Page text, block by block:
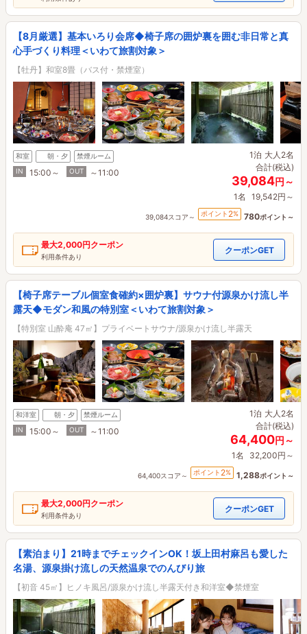
【8月厳選】基本いろり会席◆椅子席の囲炉裏を囲む非日常と真
心手づくり料理＜いわて旅割対象＞
【牡丹】和室8畳（バス付・禁煙室）
和室 朝・夕
禁煙ルーム
IN
15:00～ OUT ～11:00
1泊 大人2名
合計(税込)
39,084円～
1名 19,542円～
39,084スコア～ ポイント 2% 780ポイント～
最大2,000円クーポン
利用条件あり
クーポンGET
【椅子席テーブル個室食確約×囲炉裏】サウナ付源泉かけ流し半
露天◆モダン和風の特別室＜いわて旅割対象＞
【特別室 山酔庵 47㎡】プライベートサウナ/源泉かけ流し半露天
和洋室 朝・夕
禁煙ルーム
IN
15:00～ OUT ～11:00
1泊 大人2名
合計(税込)
64,400円～
1名 32,200円～
64,400スコア～ ポイント 2% 1,288ポイント～
最大2,000円クーポン
利用条件あり
クーポンGET
【素泊まり】21時までチェックインOK！坂上田村麻呂も愛した
名湯、源泉掛け流しの天然温泉でのんびり旅
【初音 45㎡】ヒノキ風呂/源泉かけ流し半露天付き和洋室◆禁煙室